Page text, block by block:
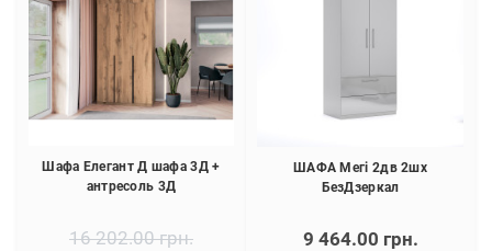
Шафа Елегант Д шафа 3Д +
антресоль 3Д
16 202.00 грн.
ШАФА Мегі 2дв 2шх
БезДзеркал
9 464.00 грн.